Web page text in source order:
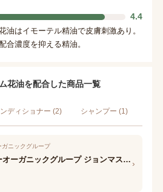
4.4
油はイモーテル精油で皮膚刺激あり。
合濃度を抑える精油。
花油を配合した商品一覧
ディショナー (2) シャンプー (1)
ガニックグループ
ジョンマスターオーガニックグループ ジョンマスターオーガニック ヘアフレグランス 白雪姫 ›